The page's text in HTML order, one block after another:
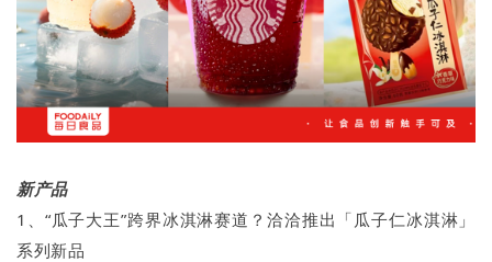
新产品
1、“瓜子大王”跨界冰淇淋赛道？洽洽推出「瓜子仁冰淇淋」
系列新品